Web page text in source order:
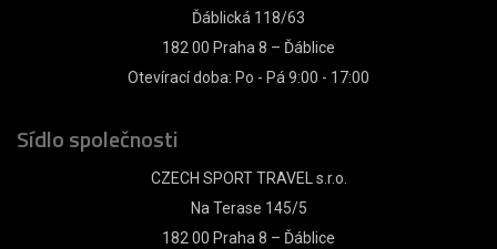
Ďáblická 118/63
182 00 Praha 8 – Ďáblice
Otevírací doba: Po - Pá 9:00 - 17:00
Sídlo společnosti
CZECH SPORT TRAVEL s.r.o.
Na Terase 145/5
182 00 Praha 8 – Ďáblice